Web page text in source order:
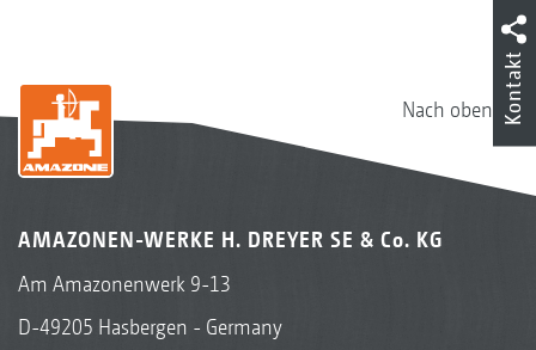
Nach oben
AMAZONEN-WERKE H. DREYER SE & Co. KG
Am Amazonenwerk 9-13
D-49205 Hasbergen - Germany
Kontakt